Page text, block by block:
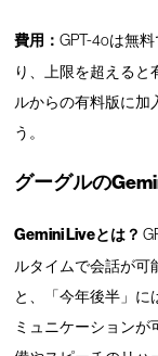
費用：GPT-4oは無
り、上限を超えると
ルからの有料版に加
う。
グーグルの
Gemini Liveとは？
ルタイムで会話が可
と、「今年後半」に
ミュニケーションが